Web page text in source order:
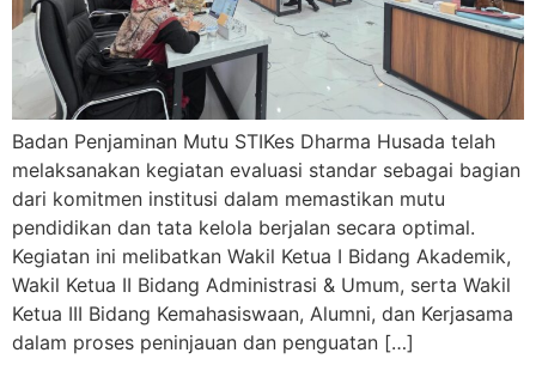
Badan Penjaminan Mutu STIKes Dharma Husada telah
melaksanakan kegiatan evaluasi standar sebagai bagian
dari komitmen institusi dalam memastikan mutu
pendidikan dan tata kelola berjalan secara optimal.
Kegiatan ini melibatkan Wakil Ketua I Bidang Akademik,
Wakil Ketua II Bidang Administrasi & Umum, serta Wakil
Ketua III Bidang Kemahasiswaan, Alumni, dan Kerjasama
dalam proses peninjauan dan penguatan […]